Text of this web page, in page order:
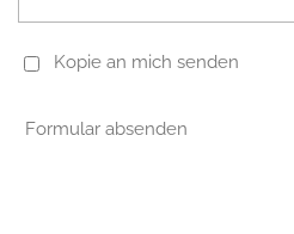
Kopie an mich senden
Formular absenden